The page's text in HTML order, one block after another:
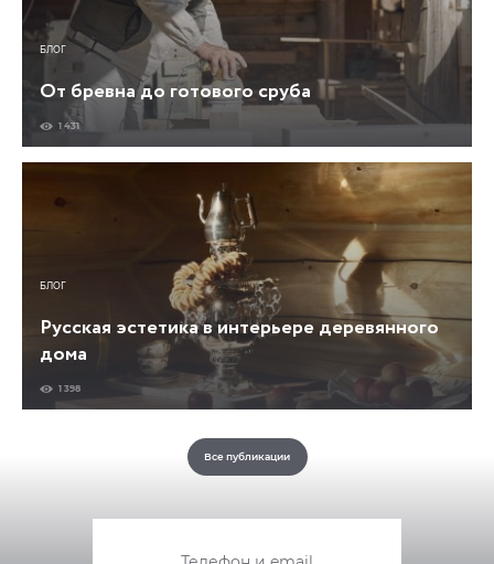
БЛОГ
От бревна до готового сруба
1 431
БЛОГ
Русская эстетика в интерьере деревянного
дома
1 398
Все публикации